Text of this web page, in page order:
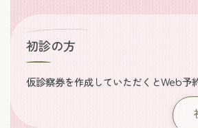
初診の方
仮診察券を作成していただくとWeb予